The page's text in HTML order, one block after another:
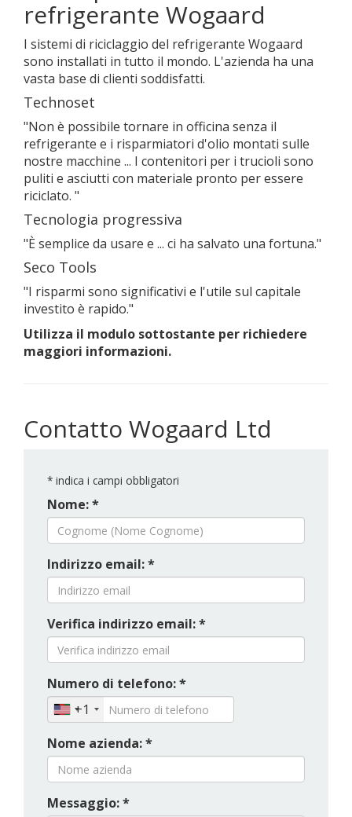
refrigerante Wogaard
I sistemi di riciclaggio del refrigerante Wogaard
sono installati in tutto il mondo. L'azienda ha una
vasta base di clienti soddisfatti.
Technoset
"Non è possibile tornare in officina senza il
refrigerante e i risparmiatori d'olio montati sulle
nostre macchine ... I contenitori per i trucioli sono
puliti e asciutti con materiale pronto per essere
riciclato. "
Tecnologia progressiva
"È semplice da usare e ... ci ha salvato una fortuna."
Seco Tools
"I risparmi sono significativi e l'utile sul capitale
investito è rapido."
Utilizza il modulo sottostante per richiedere
maggiori informazioni.
Contatto Wogaard Ltd
* indica i campi obbligatori
Nome: *
Indirizzo email: *
Verifica indirizzo email: *
Numero di telefono: *
+1
Nome azienda: *
Messaggio: *